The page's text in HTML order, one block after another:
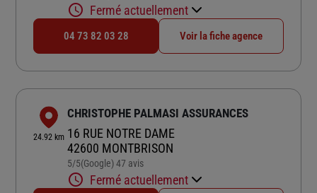
Fermé actuellement
04 73 82 03 28 Voir la fiche agence
24.92 km
CHRISTOPHE PALMASI ASSURANCES
16 RUE NOTRE DAME
42600 MONTBRISON
5/5Note de 5 sur 5
(Google) 47 avis
Fermé actuellement